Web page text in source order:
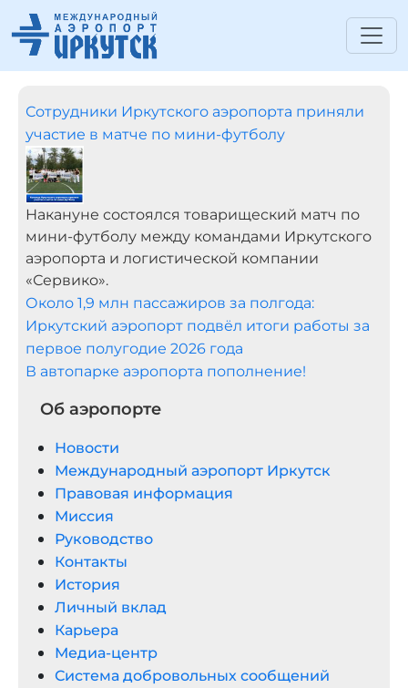
Сотрудники Иркутского аэропорта приняли
участие в матче по мини-футболу
Накануне состоялся товарищеский матч по
мини-футболу между командами Иркутского
аэропорта и логистической компании
«Сервико».
Около 1,9 млн пассажиров за полгода:
Иркутский аэропорт подвёл итоги работы за
первое полугодие 2026 года
В автопарке аэропорта пополнение!
Об аэропорте
Новости
Международный аэропорт Иркутск
Правовая информация
Миссия
Руководство
Контакты
История
Личный вклад
Карьера
Медиа-центр
Система добровольных сообщений